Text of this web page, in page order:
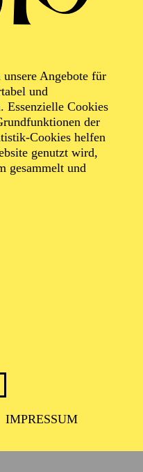
Angebote für
und
Essenzielle Cookies
der
Cookies helfen
genutzt wird,
gesammelt und
IMPRESSUM
Karen Witthuhn
keine Pause